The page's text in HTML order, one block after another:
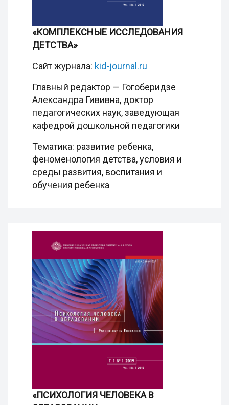
«КОМПЛЕКСНЫЕ ИССЛЕДОВАНИЯ
ДЕТСТВА»
Сайт журнала: kid-journal.ru
Главный редактор — Гогоберидзе
Александра Гививна, доктор
педагогических наук, заведующая
кафедрой дошкольной педагогики
Тематика: развитие ребенка,
феноменология детства, условия и
среды развития, воспитания и
обучения ребенка
«ПСИХОЛОГИЯ ЧЕЛОВЕКА В